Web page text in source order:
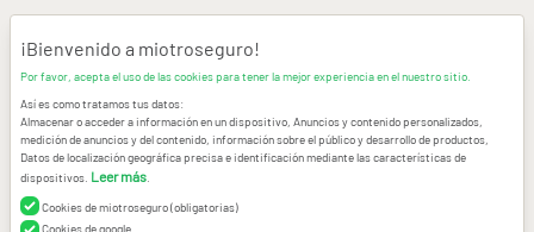
CONDICIONES GENERALES DE USO
CONTACTAR
© Copyright miotroseguro.com 2026. Todos los derechos reservados
Images designed byFreepik
¡Bienvenido a miotroseguro!
Por favor, acepta el uso de las cookies para tener la mejor experiencia en el nuestro sitio.
Así es como tratamos tus datos:
Almacenar o acceder a información en un dispositivo, Anuncios y contenido personalizados,
medición de anuncios y del contenido, información sobre el público y desarrollo de productos,
Datos de localización geográfica precisa e identificación mediante las características de
dispositivos. Leer más
Cookies de miotroseguro (obligatorias)
Cookies de google